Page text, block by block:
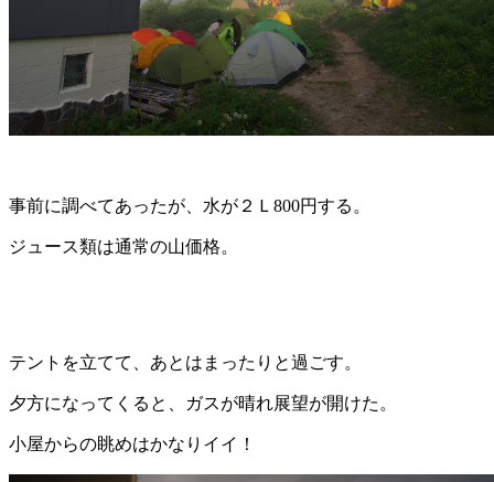
事前に調べてあったが、水が２Ｌ800円する。
ジュース類は通常の山価格。
テントを立てて、あとはまったりと過ごす。
夕方になってくると、ガスが晴れ展望が開けた。
小屋からの眺めはかなりイイ！